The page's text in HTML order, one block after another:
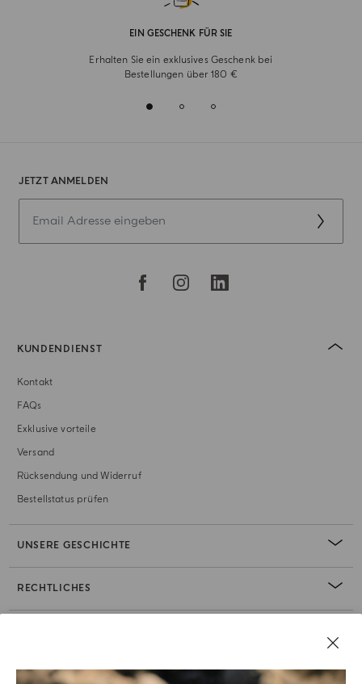
EIN GESCHENK FÜR SIE
Erhalten Sie ein exklusives Geschenk bei
Bestellungen über 180 €
JETZT ANMELDEN
KUNDENDIENST
Kontakt
FAQs
Exklusive vorteile
Versand
Rücksendung und Widerruf
Bestellstatus prüfen
UNSERE GESCHICHTE
RECHTLICHES